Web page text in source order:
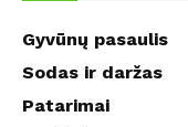
Gyvūnų pasaulis
Sodas ir daržas
Patarimai